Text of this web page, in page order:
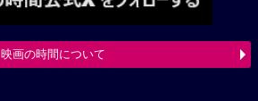
映画の時間について